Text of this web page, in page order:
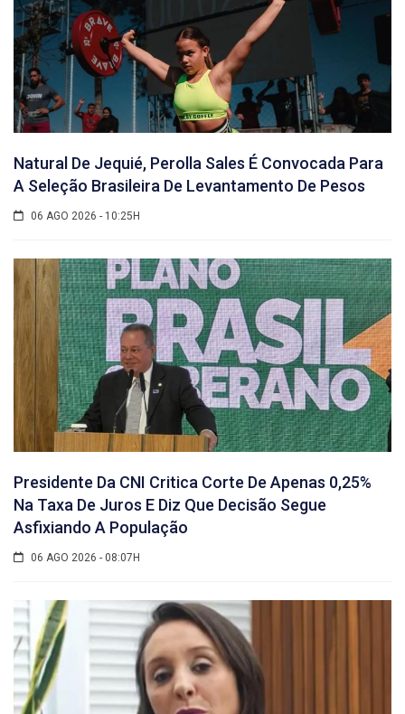
Natural De Jequié, Perolla Sales É Convocada Para
A Seleção Brasileira De Levantamento De Pesos
06 AGO 2026 - 10:25H
Presidente Da CNI Critica Corte De Apenas 0,25%
Na Taxa De Juros E Diz Que Decisão Segue
Asfixiando A População
06 AGO 2026 - 08:07H